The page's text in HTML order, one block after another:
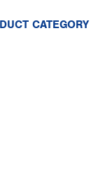
CATEGORY